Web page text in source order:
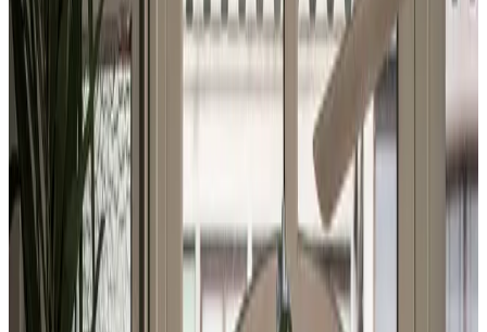
/5
Metalarte
Все изделия бренда →
Напольный светильник
Metalarte Frank floor
Арт. : Frank floor Поставка:60–90
дней
Напольные светильники